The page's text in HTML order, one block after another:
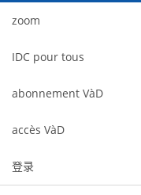
zoom
IDC pour tous
abonnement VàD
accès VàD
登录